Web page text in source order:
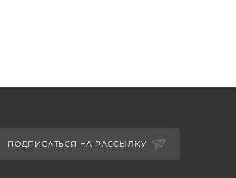
ПОДПИСАТЬСЯ НА РАССЫЛКУ